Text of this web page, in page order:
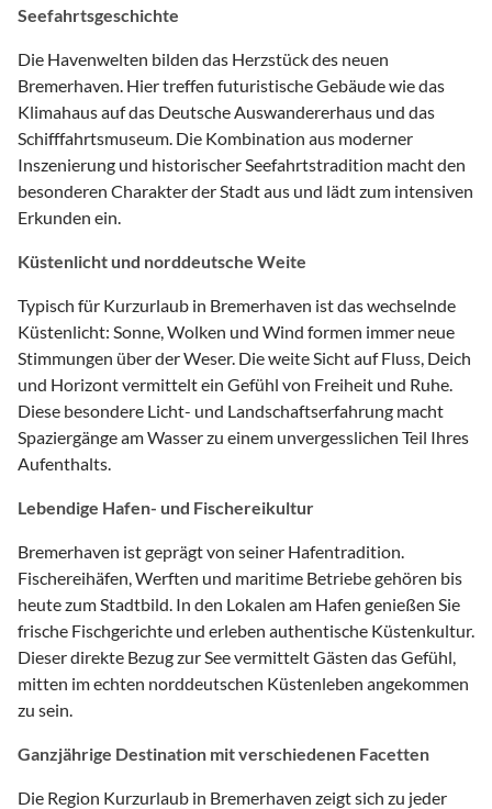
Seefahrtsgeschichte
Die Havenwelten bilden das Herzstück des neuen
Bremerhaven. Hier treffen futuristische Gebäude wie das
Klimahaus auf das Deutsche Auswandererhaus und das
Schifffahrtsmuseum. Die Kombination aus moderner
Inszenierung und historischer Seefahrtstradition macht den
besonderen Charakter der Stadt aus und lädt zum intensiven
Erkunden ein.
Küstenlicht und norddeutsche Weite
Typisch für Kurzurlaub in Bremerhaven ist das wechselnde
Küstenlicht: Sonne, Wolken und Wind formen immer neue
Stimmungen über der Weser. Die weite Sicht auf Fluss, Deich
und Horizont vermittelt ein Gefühl von Freiheit und Ruhe.
Diese besondere Licht- und Landschaftserfahrung macht
Spaziergänge am Wasser zu einem unvergesslichen Teil Ihres
Aufenthalts.
Lebendige Hafen- und Fischereikultur
Bremerhaven ist geprägt von seiner Hafentradition.
Fischereihäfen, Werften und maritime Betriebe gehören bis
heute zum Stadtbild. In den Lokalen am Hafen genießen Sie
frische Fischgerichte und erleben authentische Küstenkultur.
Dieser direkte Bezug zur See vermittelt Gästen das Gefühl,
mitten im echten norddeutschen Küstenleben angekommen
zu sein.
Ganzjährige Destination mit verschiedenen Facetten
Die Region Kurzurlaub in Bremerhaven zeigt sich zu jeder